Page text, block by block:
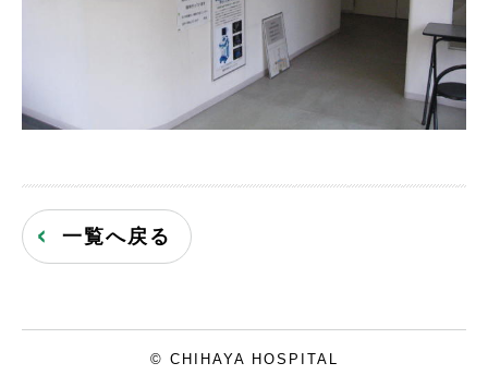
一覧へ戻る
© CHIHAYA HOSPITAL